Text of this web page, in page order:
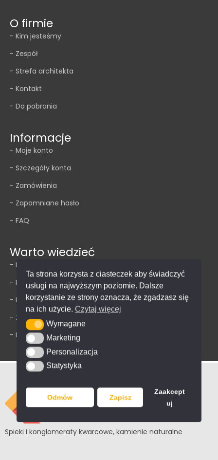
Ta strona korzysta z ciasteczek aby świadczyć
usługi na najwyższym poziomie. Dalsze
korzystanie ze strony oznacza, że zgadzasz się
na ich użycie. Czytaj więcej
WymaganeWymagane
MarketingMarketing
Personalizacja
Personalizacja
StatystykaStatystyka
Odmów Zapisz
Zaakcept
uj
O firmie
- Kim jesteśmy
- Zespół
- Strefa architekta
- Kontakt
- Do pobrania
Informacje
- Moje konto
- Szczegóły konta
- Zamówienia
- Zapomniane hasło
- FAQ
Warto wiedzieć
- Polityka prywatności
- Impressum
- Regulamin
- Zwroty
- Dostawa
Spieki i konglomeraty kwarcowe, kamienie naturalne